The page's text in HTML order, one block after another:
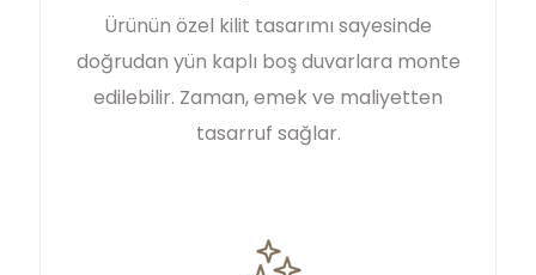
Ürünün özel kilit tasarımı sayesinde
doğrudan yün kaplı boş duvarlara monte
edilebilir. Zaman, emek ve maliyetten
tasarruf sağlar.